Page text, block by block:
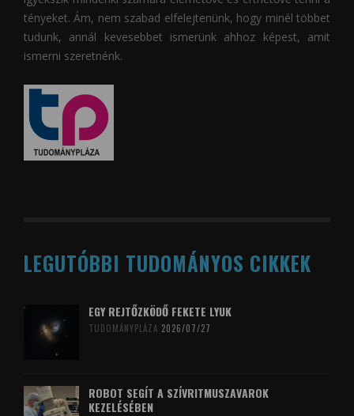
tényeket. Ám, nem szabad elfelejtenünk, hogy minél többet
tudunk, annál kevesebbet ismerünk ahhoz képest, amit
ismerni szeretnénk.
LEGUTÓBBI TUDOMÁNYOS CIKKEK
EGY REJTŐZKÖDŐ FEKETE LYUK
TUDOMÁNYPLÁZA 2026/07/27
ROBOT SEGÍT A SZÍVRITMUSZAVAROK
KEZELÉSÉBEN